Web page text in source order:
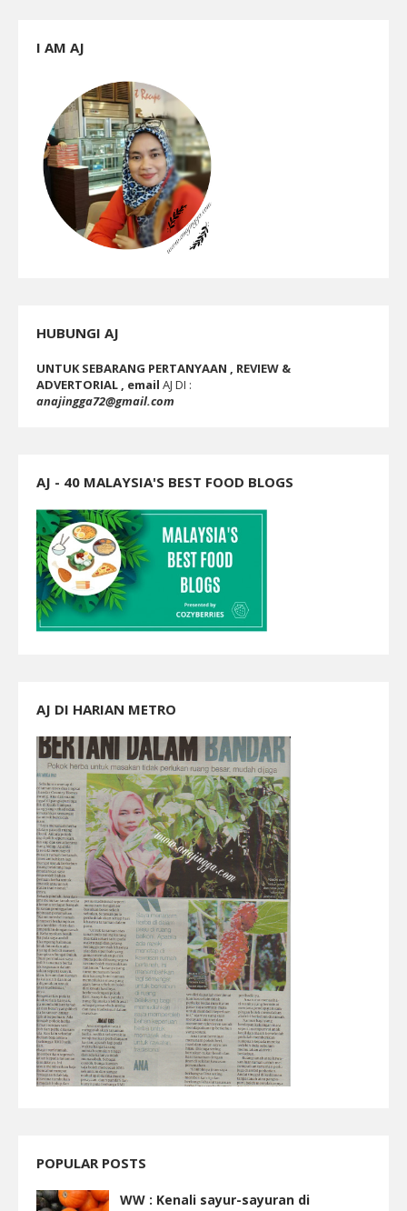
I AM AJ
HUBUNGI AJ
UNTUK SEBARANG PERTANYAAN , REVIEW &
ADVERTORIAL , email AJ DI :
anajingga72@gmail.com
AJ - 40 MALAYSIA'S BEST FOOD BLOGS
AJ DI HARIAN METRO
POPULAR POSTS
WW : Kenali sayur-sayuran di